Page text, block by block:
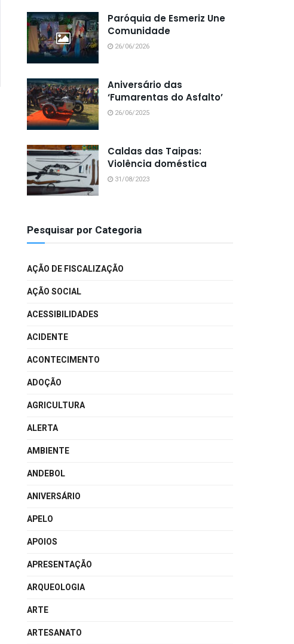
Paróquia de Esmeriz Une
Comunidade
26/06/2026
Aniversário das
‘Fumarentas do Asfalto’
26/06/2025
Caldas das Taipas:
Violência doméstica
31/08/2023
Pesquisar por Categoria
AÇÃO DE FISCALIZAÇÃO
AÇÃO SOCIAL
ACESSIBILIDADES
ACIDENTE
ACONTECIMENTO
ADOÇÃO
AGRICULTURA
ALERTA
AMBIENTE
ANDEBOL
ANIVERSÁRIO
APELO
APOIOS
APRESENTAÇÃO
ARQUEOLOGIA
ARTE
ARTESANATO